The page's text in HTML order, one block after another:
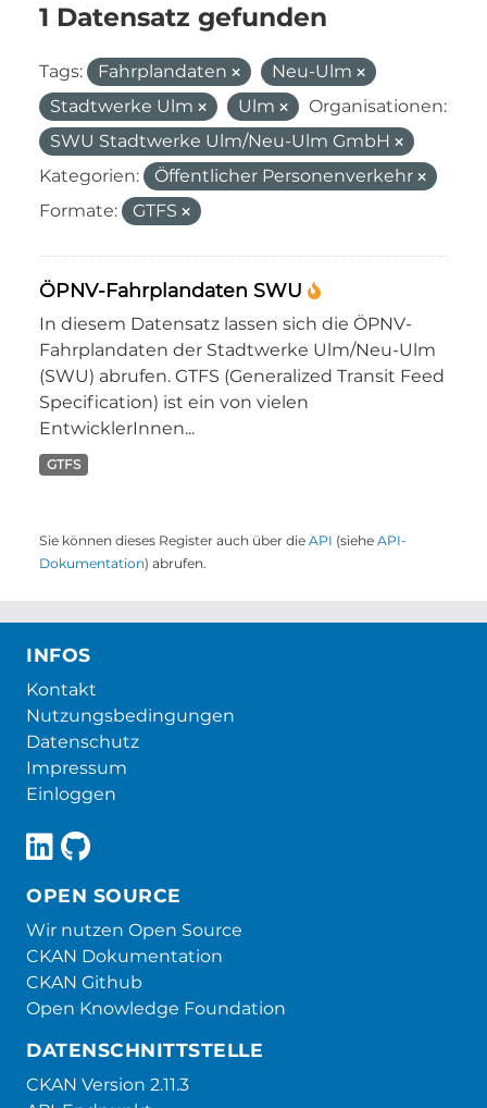
1 Datensatz gefunden
Tags: Fahrplandaten
Neu-Ulm
Stadtwerke Ulm
Ulm
Organisationen:
SWU Stadtwerke Ulm/Neu-Ulm GmbH
Kategorien:
Öffentlicher Personenverkehr
Formate:
GTFS
ÖPNV-Fahrplandaten SWU
In diesem Datensatz lassen sich die ÖPNV-
Fahrplandaten der Stadtwerke Ulm/Neu-Ulm
(SWU) abrufen. GTFS (Generalized Transit Feed
Specification) ist ein von vielen
EntwicklerInnen...
GTFS
Sie können dieses Register auch über die API (siehe API-
Dokumentation) abrufen.
INFOS
Kontakt
Nutzungsbedingungen
Datenschutz
Impressum
Einloggen
OPEN SOURCE
Wir nutzen Open Source
CKAN Dokumentation
CKAN Github
Open Knowledge Foundation
DATENSCHNITTSTELLE
CKAN Version 2.11.3